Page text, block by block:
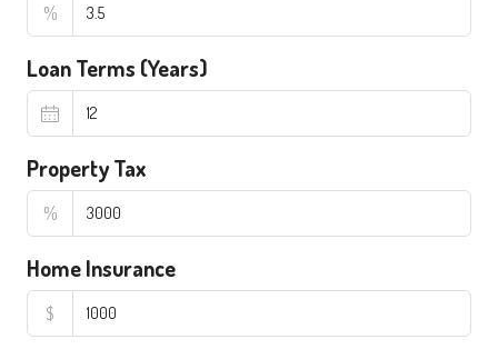
%
Loan Terms (Years)
Property Tax
%
Home Insurance
$